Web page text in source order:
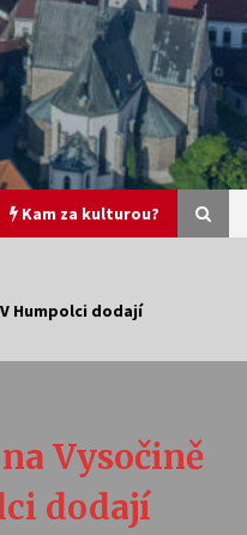
Kam za kulturou?
Duškové: Stávám se
Humpolci dodají
Vysočině
dodají